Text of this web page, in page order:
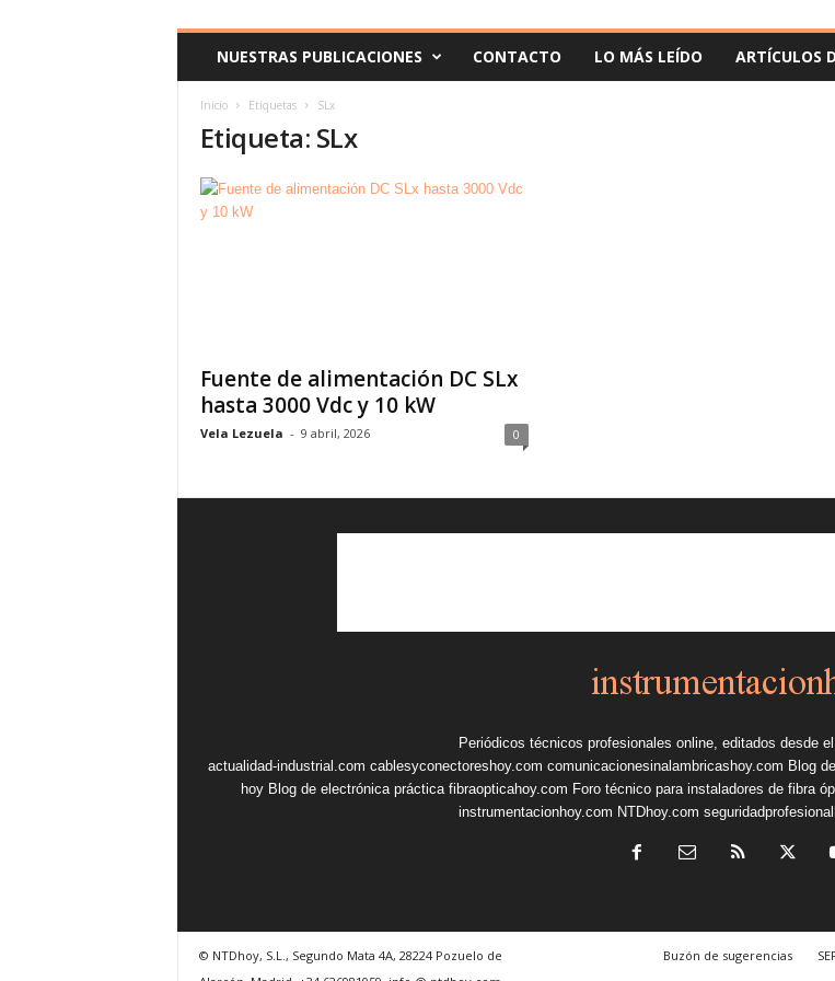
o
NUESTRAS PUBLICACIONES CONTACTO LO MÁS LEÍDO ARTÍCULOS
Inicio Etiquetas SLx
Etiqueta: SLx
Fuente de alimentación DC SLx
hasta 3000 Vdc y 10 kW
Vela Lezuela - 9 abril, 2026 0
Periódicos técnicos profesionales online, editados desde
actualidad-industrial.com cablesyconectoreshoy.com comunicacionesinalambricashoy.com Blog
hoy Blog de electrónica práctica fibraopticahoy.com Foro técnico para instaladores de fibra
instrumentacionhoy.com NTDhoy.com
Buzón de sugerencias
© NTDhoy, S.L., Segundo Mata 4A, 28224 Pozuelo de